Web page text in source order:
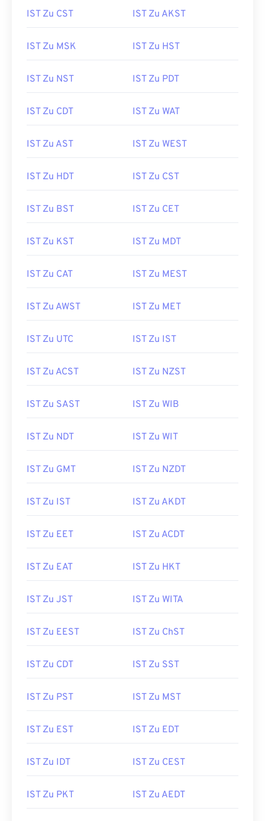
IST Zu CST IST Zu AKST
IST Zu MSK IST Zu HST
IST Zu NST IST Zu PDT
IST Zu CDT IST Zu WAT
IST Zu AST IST Zu WEST
IST Zu HDT IST Zu CST
IST Zu BST IST Zu CET
IST Zu KST IST Zu MDT
IST Zu CAT IST Zu MEST
IST Zu AWST IST Zu MET
IST Zu UTC IST Zu IST
IST Zu ACST IST Zu NZST
IST Zu SAST IST Zu WIB
IST Zu NDT IST Zu WIT
IST Zu GMT IST Zu NZDT
IST Zu IST IST Zu AKDT
IST Zu EET IST Zu ACDT
IST Zu EAT IST Zu HKT
IST Zu JST IST Zu WITA
IST Zu EEST IST Zu ChST
IST Zu CDT IST Zu SST
IST Zu PST IST Zu MST
IST Zu EST IST Zu EDT
IST Zu IDT IST Zu CEST
IST Zu PKT IST Zu AEDT